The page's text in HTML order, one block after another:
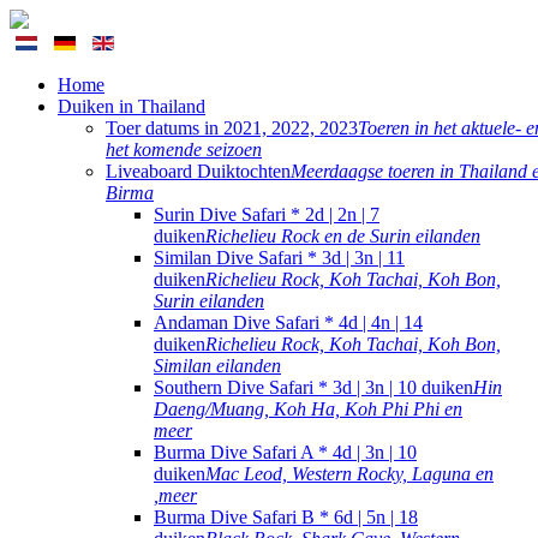
Home
Duiken in Thailand
Toer datums in 2021, 2022, 2023Toeren in het aktuele-
het komende seizoen
Liveaboard DuiktochtenMeerdaagse toeren in Thailand
Birma
Surin Dive Safari * 2d | 2n | 7
duikenRichelieu Rock en de Surin eilanden
Similan Dive Safari * 3d | 3n | 11
duikenRichelieu Rock, Koh Tachai, Koh Bon,
Surin eilanden
Andaman Dive Safari * 4d | 4n | 14
duikenRichelieu Rock, Koh Tachai, Koh Bon,
Similan eilanden
Southern Dive Safari * 3d | 3n | 10 duikenHin
Daeng/Muang, Koh Ha, Koh Phi Phi en
meer
Burma Dive Safari A * 4d | 3n | 10
duikenMac Leod, Western Rocky, Laguna en
,meer
Burma Dive Safari B * 6d | 5n | 18